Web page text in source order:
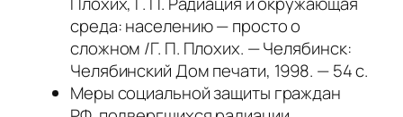
среда: населению — просто о
сложном /Г. П. Плохих. — Челябинск:
Челябинский Дом печати, 1998. — 54 с.
Меры социальной защиты граждан